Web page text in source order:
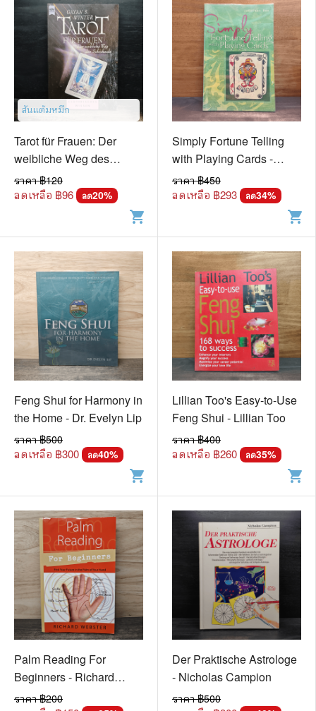
สันแต้มหมึก
Tarot für Frauen: Der
weibliche Weg des
Schicksals - Gayan S.
Winter
ราคา ฿120
ลดเหลือ ฿96 ลด20%
shopping_cart
Simply Fortune Telling
with Playing Cards -
Jonathan Dee
ราคา ฿450
ลดเหลือ ฿293 ลด34%
shopping_cart
Feng Shui for Harmony in
the Home - Dr. Evelyn Lip
ราคา ฿500
ลดเหลือ ฿300 ลด40%
shopping_cart
Lillian Too's Easy-to-Use
Feng Shui - Lillian Too
ราคา ฿400
ลดเหลือ ฿260 ลด35%
shopping_cart
Palm Reading For
Beginners - Richard
Webster
ราคา ฿200
Der Praktische Astrologe
- Nicholas Campion
ราคา ฿500